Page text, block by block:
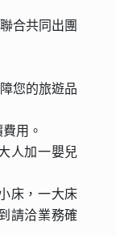
合共同出團
您的旅遊品
用。
人加一嬰兒
床，一大床
請洽業務確